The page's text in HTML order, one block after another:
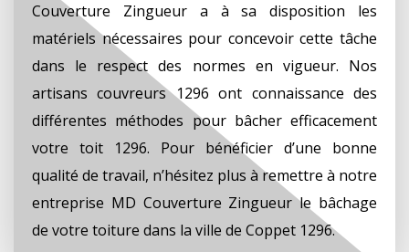
Couverture Zingueur a à sa disposition les
matériels nécessaires pour concevoir cette tâche
dans le respect des normes en vigueur. Nos
artisans couvreurs 1296 ont connaissance des
différentes méthodes pour bâcher efficacement
votre toit 1296. Pour bénéficier d’une bonne
qualité de travail, n’hésitez plus à remettre à notre
entreprise MD Couverture Zingueur le bâchage
de votre toiture dans la ville de Coppet 1296.